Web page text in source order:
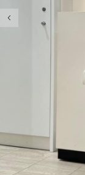
前の画像